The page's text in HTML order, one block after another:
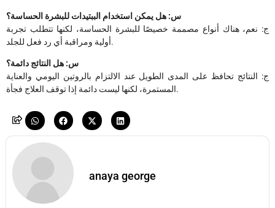
س: هل يمكن استخدام الببتيدات للبشرة الحساسة؟
ج: نعم، هناك أنواع مصممة خصيصًا للبشرة الحساسة، لكنها تتطلب تجربة
أولية ومراقبة أي رد فعل للجلد.
س: هل النتائج دائمة؟
ج: النتائج تحافظ على المدى الطويل عند الالتزام بالروتين اليومي والعناية
المستمرة، لكنها ليست دائمة إذا توقف العلاج فجأة.
anaya george